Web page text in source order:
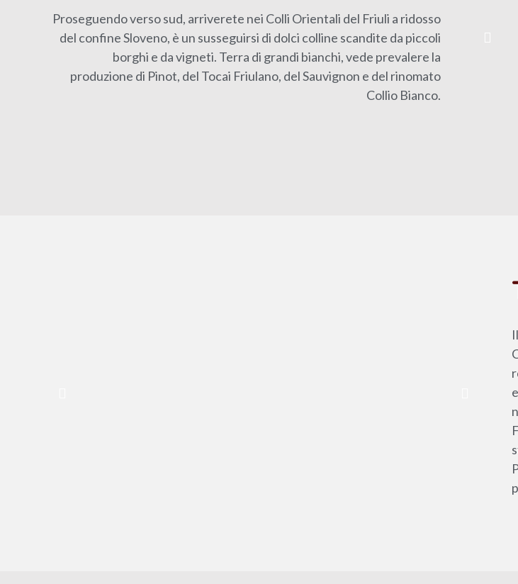
Proseguendo verso sud, arriverete nei Colli Orientali del Friuli a ridosso
del confine Sloveno, è un susseguirsi di dolci colline scandite da piccoli
borghi e da vigneti. Terra di grandi bianchi, vede prevalere la
produzione di Pinot, del Tocai Friulano, del Sauvignon e del rinomato
Collio Bianco.